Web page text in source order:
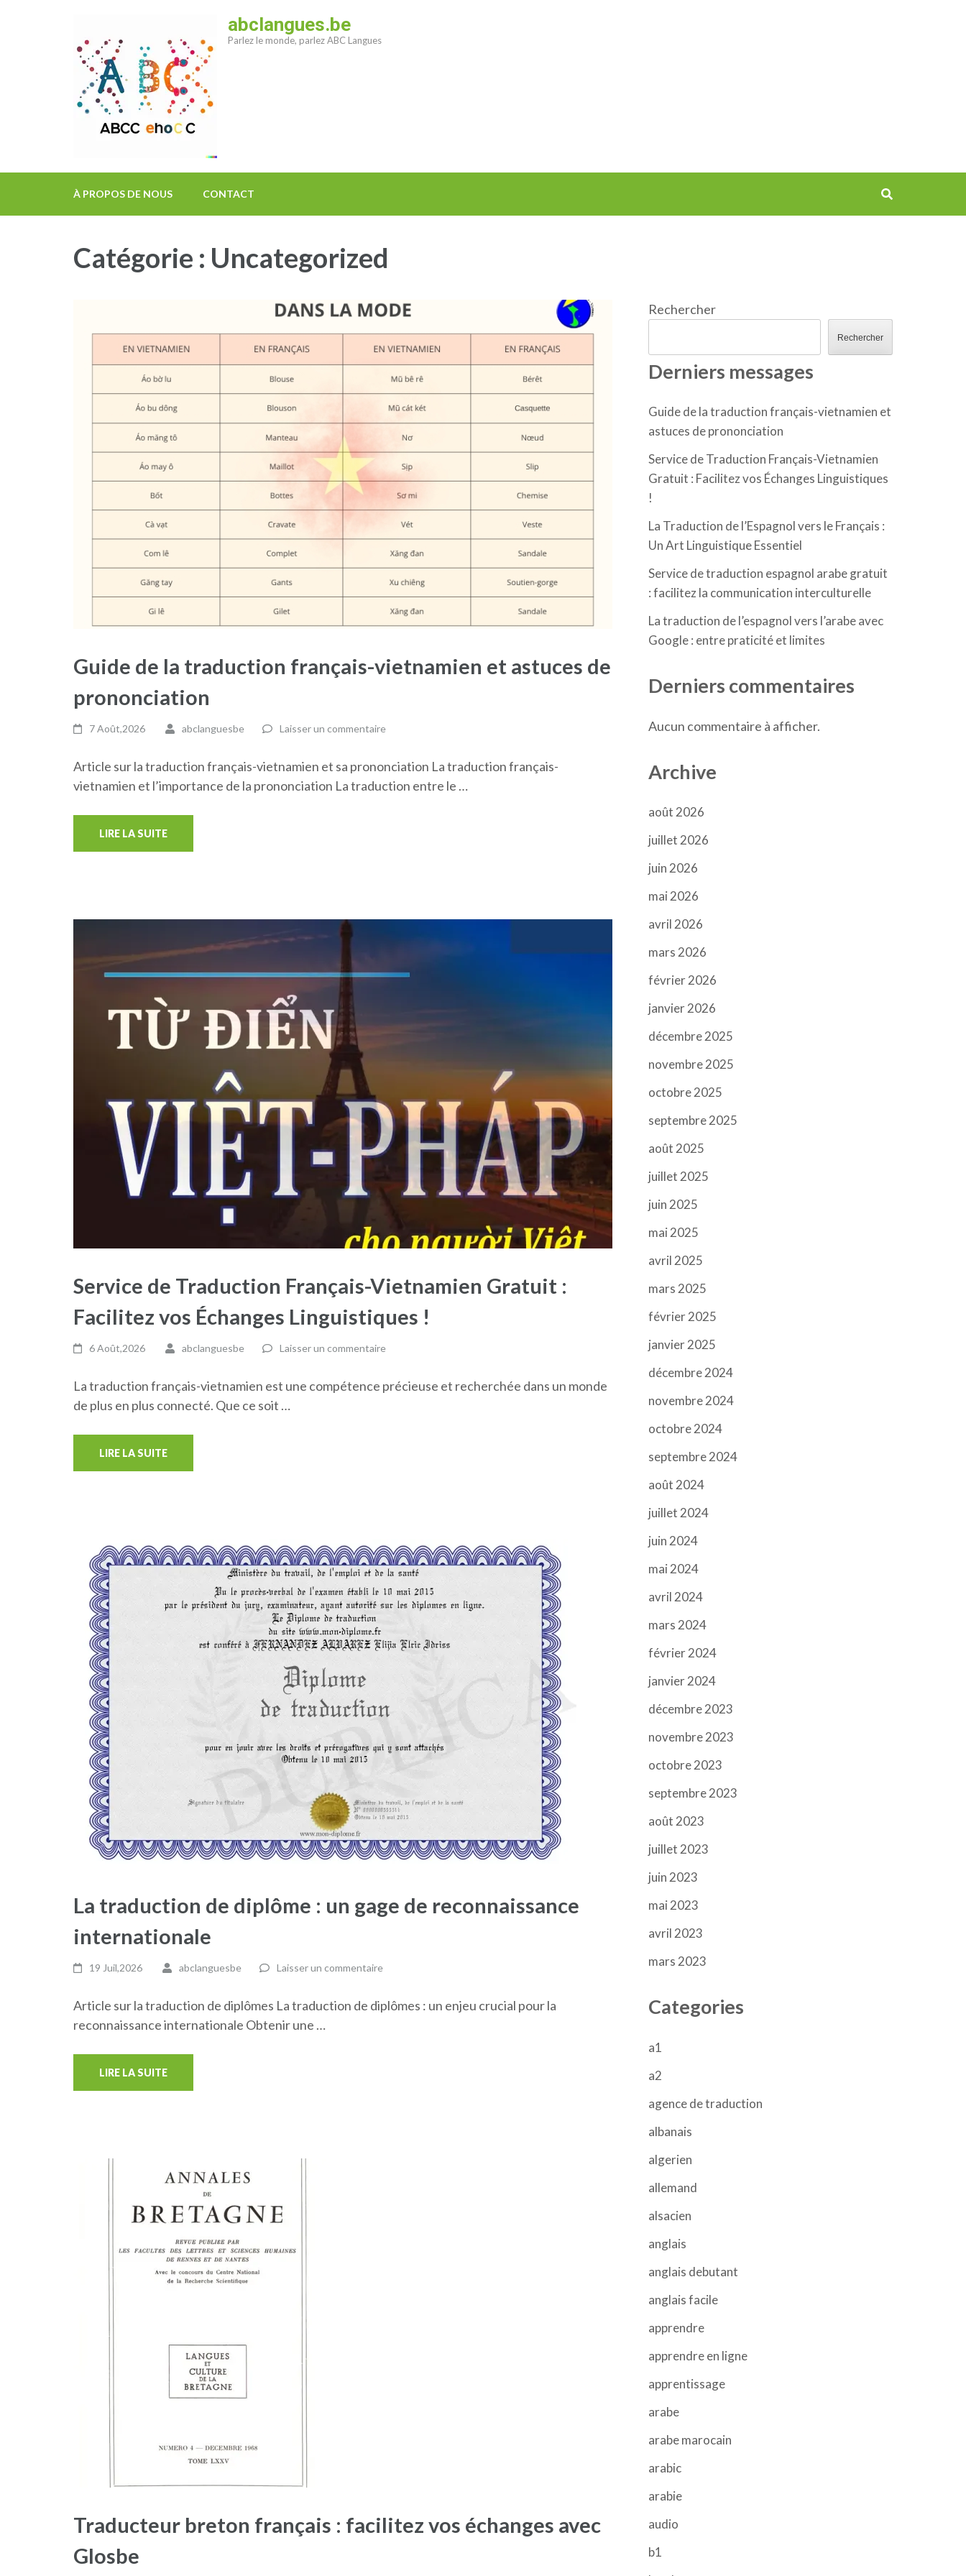
abclangues.be
Parlez le monde, parlez ABC Langues
À PROPOS DE NOUS CONTACT
Catégorie : Uncategorized
Guide de la traduction français-vietnamien et astuces de
prononciation
7 Août,2026 abclanguesbe Laisser un commentaire
Article sur la traduction français-vietnamien et sa prononciation La traduction français-
vietnamien et l’importance de la prononciation La traduction entre le …
LIRE LA SUITE
Service de Traduction Français-Vietnamien Gratuit :
Facilitez vos Échanges Linguistiques !
6 Août,2026 abclanguesbe Laisser un commentaire
La traduction français-vietnamien est une compétence précieuse et recherchée dans un monde
de plus en plus connecté. Que ce soit …
LIRE LA SUITE
La traduction de diplôme : un gage de reconnaissance
internationale
19 Juil,2026 abclanguesbe Laisser un commentaire
Article sur la traduction de diplômes La traduction de diplômes : un enjeu crucial pour la
reconnaissance internationale Obtenir une …
LIRE LA SUITE
Traducteur breton français : facilitez vos échanges avec
Glosbe
Rechercher
Rechercher
Derniers messages
Guide de la traduction français-vietnamien et
astuces de prononciation
Service de Traduction Français-Vietnamien
Gratuit : Facilitez vos Échanges Linguistiques
!
La Traduction de l’Espagnol vers le Français :
Un Art Linguistique Essentiel
Service de traduction espagnol arabe gratuit
: facilitez la communication interculturelle
La traduction de l’espagnol vers l’arabe avec
Google : entre praticité et limites
Derniers commentaires
Aucun commentaire à afficher.
Archive
août 2026
juillet 2026
juin 2026
mai 2026
avril 2026
mars 2026
février 2026
janvier 2026
décembre 2025
novembre 2025
octobre 2025
septembre 2025
août 2025
juillet 2025
juin 2025
mai 2025
avril 2025
mars 2025
février 2025
janvier 2025
décembre 2024
novembre 2024
octobre 2024
septembre 2024
août 2024
juillet 2024
juin 2024
mai 2024
avril 2024
mars 2024
février 2024
janvier 2024
décembre 2023
novembre 2023
octobre 2023
septembre 2023
août 2023
juillet 2023
juin 2023
mai 2023
avril 2023
mars 2023
Categories
a1
a2
agence de traduction
albanais
algerien
allemand
alsacien
anglais
anglais debutant
anglais facile
apprendre
apprendre en ligne
apprentissage
arabe
arabe marocain
arabic
arabie
audio
b1